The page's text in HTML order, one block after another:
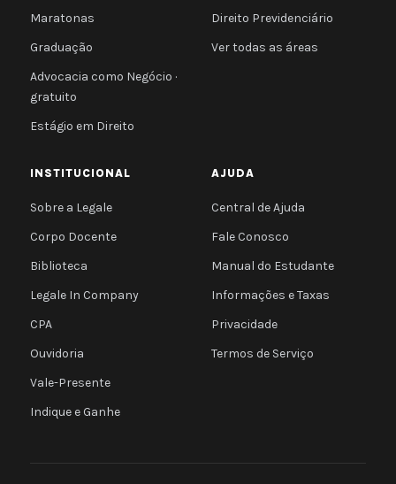
Maratonas
Graduação
Advocacia como Negócio ·
gratuito
Estágio em Direito
Direito Previdenciário
Ver todas as áreas
INSTITUCIONAL
Sobre a Legale
Corpo Docente
Biblioteca
Legale In Company
CPA
Ouvidoria
Vale-Presente
Indique e Ganhe
AJUDA
Central de Ajuda
Fale Conosco
Manual do Estudante
Informações e Taxas
Privacidade
Termos de Serviço